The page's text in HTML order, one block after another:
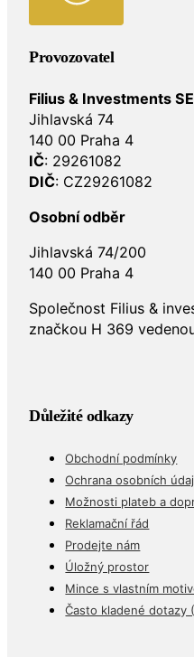
Provozovatel
Filius & Investments SE
Jihlavská 74
140 00 Praha 4
IČ: 29261082
DIČ: CZ29261082
Osobní odběr
Jihlavská 74/200
140 00 Praha 4
Společnost Filius &
značkou H 369
Důležité odkazy
Obchodní podmínky
Ochrana osobních
Možnosti plateb a
Reklamační řád
Prodejte nám
Úložný prostor
Mince s vlastním
Často kladené dotazy